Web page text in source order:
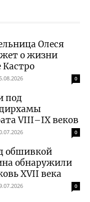
Олеся
о жизни
0
под
VIII–IX веков
0
обшивкой
обнаружили
XVII века
0